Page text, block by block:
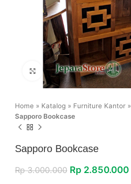
Click to enlarge
Home » Katalog » Furniture Kantor »
Sapporo Bookcase
Sapporo Bookcase
Rp3.000.000 Rp 2.850.000